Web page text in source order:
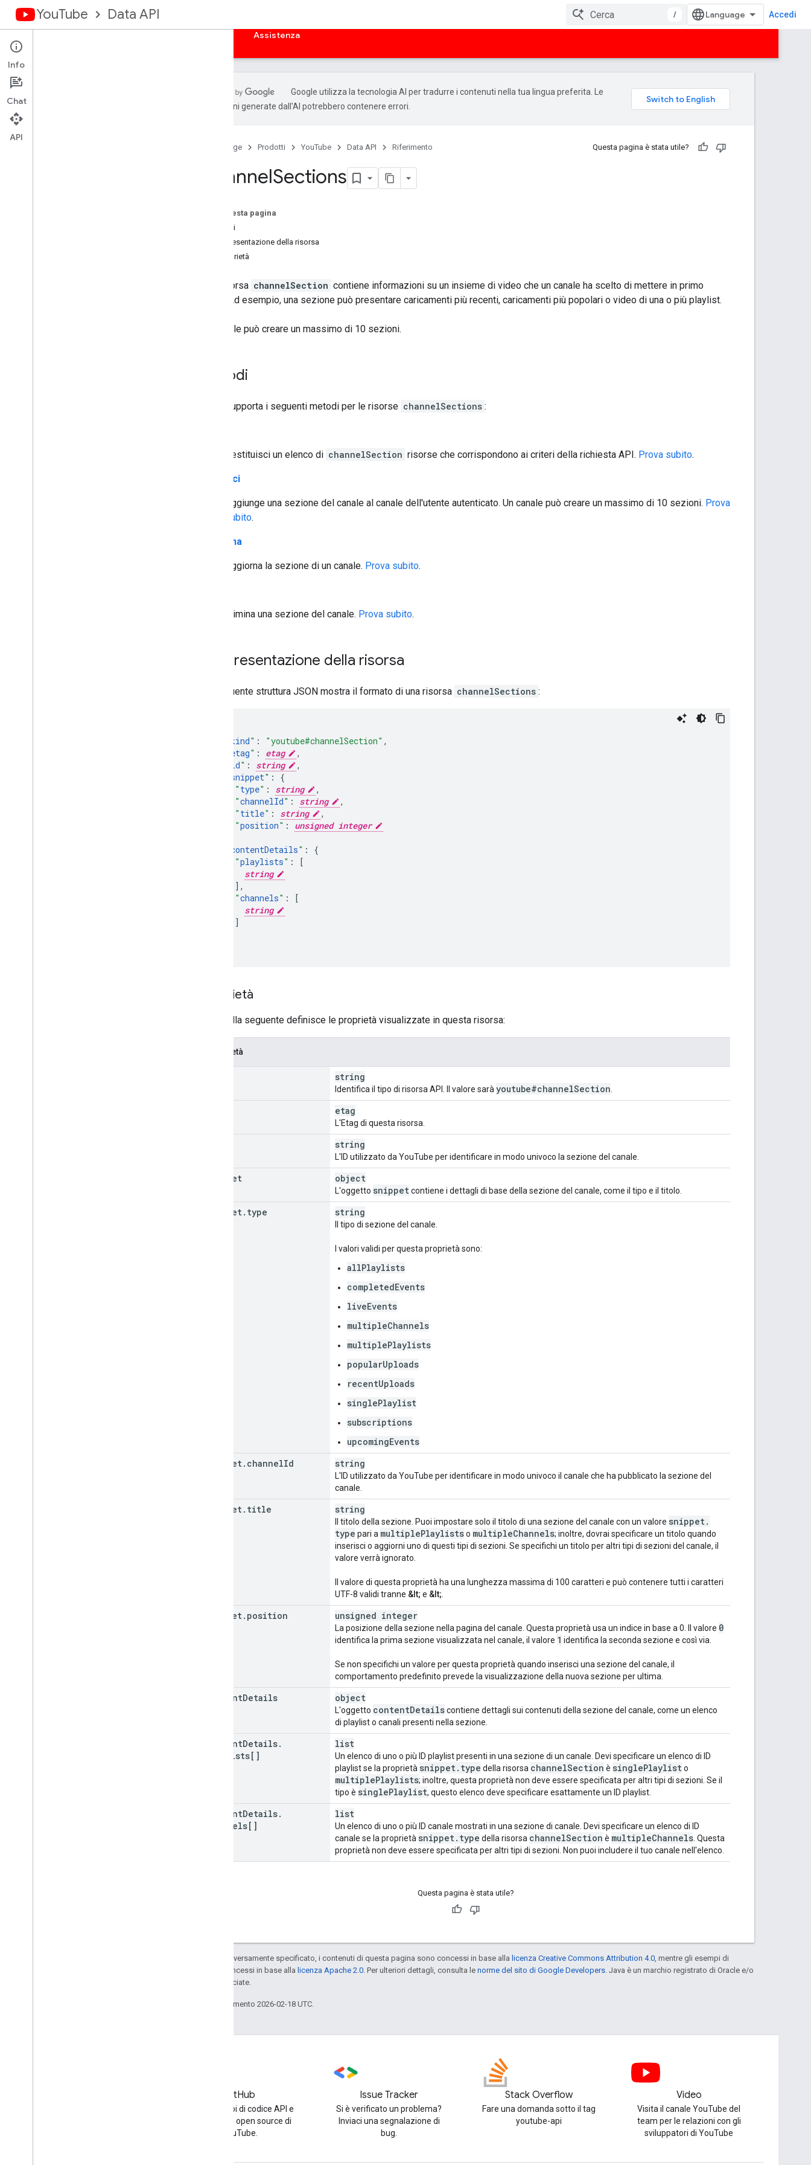
YouTube Data API / Accedi
Assistenza
Panoramica
Attività
Google utilizza la tecnologia AI per tradurre i contenuti nella tua lingua preferita. Le
traduzioni generate dall'AI potrebbero contenere errori.
Home page Prodotti YouTube Data API Riferimento Questa pagina è stata utile?
ChannelSections
Su questa pagina
Metodi
Rappresentazione della risorsa
Proprietà
Una risorsa channelSection contiene informazioni su un insieme di video che un canale ha scelto di mettere in primo
piano. Ad esempio, una sezione può presentare caricamenti più recenti, caricamenti più popolari o video di una o più playlist.
Un canale può creare un massimo di 10 sezioni.
Metodi
L'API supporta i seguenti metodi per le risorse channelSections :
Restituisci un elenco di channelSection risorse che corrispondono ai criteri della richiesta API. Prova subito.
inserisci
Aggiunge una sezione del canale al canale dell'utente autenticato. Un canale può creare un massimo di 10 sezioni. Prova
subito.
aggiorna
Aggiorna la sezione di un canale. Prova subito.
Elimina una sezione del canale. Prova subito.
Rappresentazione della risorsa
La seguente struttura JSON mostra il formato di una risorsa channelSections :
kind" : "youtube#channelSection" ,
etag" : etag
,
id" : string
,
snippet" :
" type" : string
,
"channelId" : string
,
" title" : string
,
"position" :
unsigned integer
contentDetails" :
"playlists" :
[
string
],
"channels" :
[
string
]
Proprietà
La tabella seguente definisce le proprietà visualizzate in questa risorsa:
Proprietà
string
Identifica il tipo di risorsa API. Il valore sarà youtube#channelSection
etag
L'Etag di questa risorsa.
string
L'ID utilizzato da YouTube per identificare in modo univoco la sezione del canale.
snippet object
L'oggetto snippetcontiene i dettagli di base della sezione del canale, come il tipo e il titolo.
snippet. type string
Il tipo di sezione del canale.
I valori validi per questa proprietà sono:
allPlaylists
completedEvents
liveEvents
multipleChannels
multiplePlaylists
popularUploads
recentUploads
singlePlaylist
subscriptions
upcomingEvents
snippet. channelId string
L'ID utilizzato da YouTube per identificare in modo univoco il canale che ha pubblicato la sezione del
canale.
snippet. title string
Il titolo della sezione. Puoi impostare solo il titolo di una sezione del canale con un valore snippet.
type pari a multiplePlaylistso multipleChannels; inoltre, dovrai specificare un titolo quando
inserisci o aggiorni uno di questi tipi di sezioni. Se specifichi un titolo per altri tipi di sezioni del canale, il
valore verrà ignorato.
Il valore di questa proprietà ha una lunghezza massima di 100 caratteri e può contenere tutti i caratteri
UTF-8 validi tranne &lt; e &lt;
snippet. position unsigned integer
La posizione della sezione nella pagina del canale. Questa proprietà usa un indice in base a 0. Il valore 0
identifica la prima sezione visualizzata nel canale, il valore 1 identifica la seconda sezione e così via.
Se non specifichi un valore per questa proprietà quando inserisci una sezione del canale, il
comportamento predefinito prevede la visualizzazione della nuova sezione per ultima.
contentDetails object
L'oggetto contentDetailscontiene dettagli sui contenuti della sezione del canale, come un elenco
di playlist o canali presenti nella sezione.
contentDetails.
playlists[]
list
Un elenco di uno o più ID playlist presenti in una sezione di un canale. Devi specificare un elenco di ID
playlist se la proprietà snippet. type della risorsa channelSection è singlePlaylisto
multiplePlaylists; inoltre, questa proprietà non deve essere specificata per altri tipi di sezioni. Se il
tipo è singlePlaylist, questo elenco deve specificare esattamente un ID playlist.
contentDetails.
channels[]
list
Un elenco di uno o più ID canale mostrati in una sezione di canale. Devi specificare un elenco di ID
canale se la proprietà snippet. type della risorsa channelSection è multipleChannels . Questa
proprietà non deve essere specificata per altri tipi di sezioni. Non puoi includere il tuo canale nell'elenco.
Questa pagina è stata utile?
Salvo quando diversamente specificato, i contenuti di questa pagina sono concessi in base alla licenza Creative Commons Attribution 4.0 , mentre gli esempi di
codice sono concessi in base alla licenza Apache 2.0 . Per ulteriori dettagli, consulta le norme del sito di Google Developers . Java è un marchio registrato di Oracle e/o
delle sue consociate.
Ultimo aggiornamento 2026-02-18 UTC.
GitHub
Trova esempi di codice API e
altri progetti open source di
YouTube.
Issue Tracker
Si è verificato un problema?
Inviaci una segnalazione di
bug.
Stack Overflow
Fare una domanda sotto il tag
youtube-api
Video
Visita il canale YouTube del
team per le relazioni con gli
sviluppatori di YouTube
Info
Chat
API